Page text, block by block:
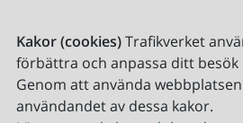
Kakor (cookies)Trafikverket
förbättra och anpassa ditt besök
Genom att använda
användandet av dessa kakor.